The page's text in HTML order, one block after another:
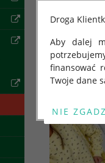
Inne
Droga
Aby dalej
finansować
Twoje dane
Od 25
kwietnia
"GDPR" lub